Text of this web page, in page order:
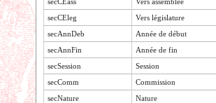
secCEleg
Vers législature
secAnnDeb
Année de début
secAnnFin
Année de fin
secSession
Session
secComm
Commission
secNature
Nature